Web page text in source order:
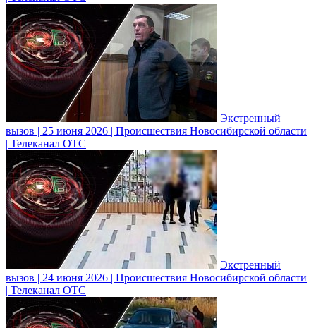
Экстренный
вызов | 25 июня 2026 | Происшествия Новосибирской области
| Телеканал ОТС
Экстренный
вызов | 24 июня 2026 | Происшествия Новосибирской области
| Телеканал ОТС